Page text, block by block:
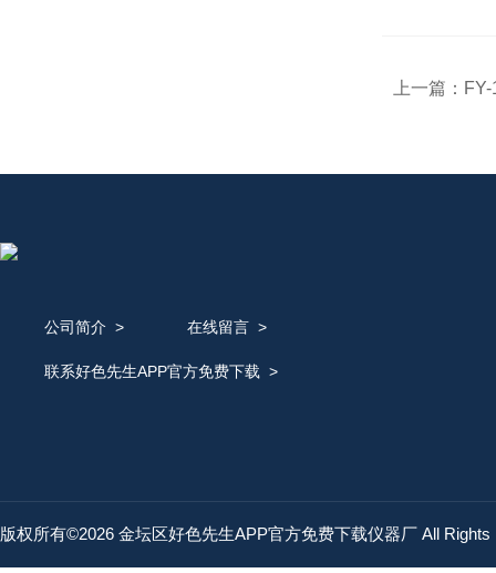
上一篇：
公司简介 > 在线留言>
联系好色先生APP官方免费下载 >
版权所有©2026 金坛区好色先生APP官方免费下载仪器厂 All